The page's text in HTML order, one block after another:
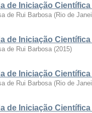
de Iniciação
de Rui Barbosa (Rio de
de Iniciação
de Rui Barbosa (2015)
de Iniciação
de Rui Barbosa (Rio de
de Iniciação